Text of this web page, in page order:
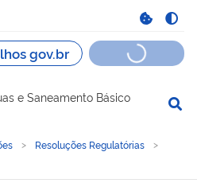
e Saneamento Básico
Resoluções Regulatórias